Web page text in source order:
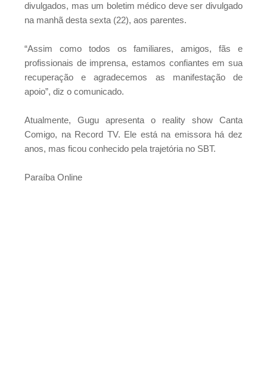
divulgados, mas um boletim médico deve ser divulgado
na manhã desta sexta (22), aos parentes.
“Assim como todos os familiares, amigos, fãs e
profissionais de imprensa, estamos confiantes em sua
recuperação e agradecemos as manifestação de
apoio”, diz o comunicado.
Atualmente, Gugu apresenta o reality show Canta
Comigo, na Record TV. Ele está na emissora há dez
anos, mas ficou conhecido pela trajetória no SBT.
Paraíba Online